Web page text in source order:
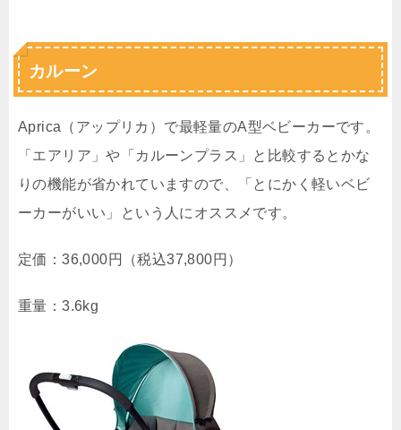
カルーン
Aprica（アップリカ）で最軽量のA型ベビーカーです。
「エアリア」や「カルーンプラス」と比較するとかな
りの機能が省かれていますので、「とにかく軽いベビ
ーカーがいい」という人にオススメです。
定価：36,000円（税込37,800円）
重量：3.6kg